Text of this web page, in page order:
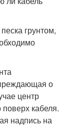
грунтом,
о
центр
поверх кабеля.
надпись на